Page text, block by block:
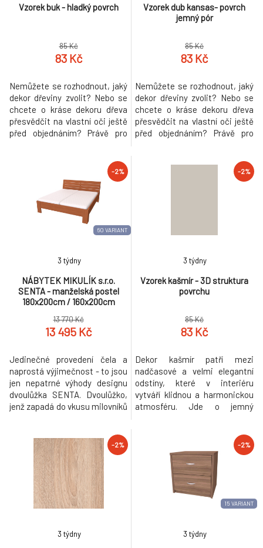
Vzorek buk - hladký povrch
85 Kč
83 Kč
Nemůžete se rozhodnout, jaký
dekor dřeviny zvolit? Nebo se
chcete o kráse dekoru dřeva
přesvědčit na vlastní oči ještě
před objednáním? Právě pro
Vaše kandidáty a rádi Vám je
zašleme a zaplatíme za Vás
Vzorek dub kansas- povrch
jemný pór
85 Kč
83 Kč
Nemůžete se rozhodnout, jaký
dekor dřeviny zvolit? Nebo se
chcete o kráse dekoru dřeva
přesvědčit na vlastní oči ještě
před objednáním? Právě pro
Vaše kandidáty a rádi Vám je
zašleme a zaplatíme za Vás
60 VARIANT
-2%
NÁBYTEK MIKULÍK s.r.o.
SENTA - manželská postel
180x200cm / 160x200cm
160cm, Varianta: Síla bočnice
18mm
3 týdny
13 770 Kč
13 495 Kč
Jedinečné provedení čela a
naprostá výjimečnost - to jsou
jen nepatrné výhody designu
dvoulůžka SENTA. Dvoulůžko,
jenž zapadá do vkusu milovníků
jsou vyrobeny v síle lamina
25mm, bočnice 18 či 25mm.
Výběr z několika akčních
dekorů. Kvalitní kování a
spojovací materiál je bez pou
-2%
Vzorek kašmír - 3D struktura
povrchu
3 týdny
85 Kč
83 Kč
Dekor kašmír patří mezi
nadčasové a velmi elegantní
odstíny, které v interiéru
vytváří klidnou a harmonickou
atmosféru. Jde o jemný
čistě a snadno se kombinuje s
přírodními materiály i
výraznějšími doplňky. Nábytek v
dekoru kašmír je ideální volbou
pro ty, kteří hledají moderní, a
-2%
3 týdny
15 VARIANT
-2%
3 týdny